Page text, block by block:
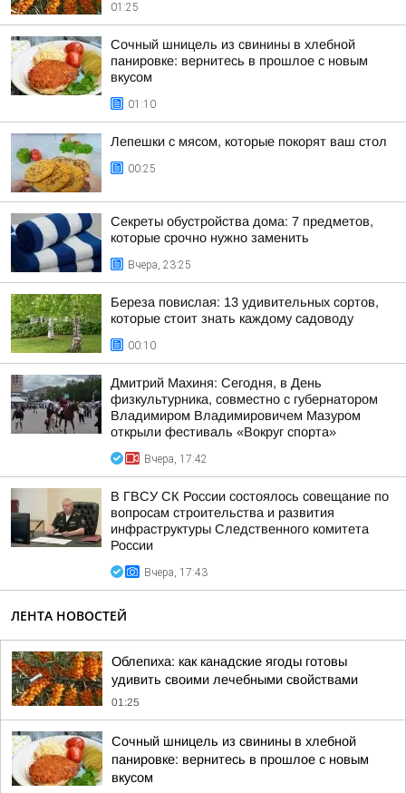
01:25
Сочный шницель из свинины в хлебной
панировке: вернитесь в прошлое с новым
вкусом
01:10
Лепешки с мясом, которые покорят ваш стол
00:25
Секреты обустройства дома: 7 предметов,
которые срочно нужно заменить
Вчера, 23:25
Береза повислая: 13 удивительных сортов,
которые стоит знать каждому садоводу
00:10
Дмитрий Махиня: Сегодня, в День
физкультурника, совместно с губернатором
Владимиром Владимировичем Мазуром
открыли фестиваль «Вокруг спорта»
Вчера, 17:42
В ГВСУ СК России состоялось совещание по
вопросам строительства и развития
инфраструктуры Следственного комитета
России
Вчера, 17:43
ЛЕНТА НОВОСТЕЙ
Облепиха: как канадские ягоды готовы
удивить своими лечебными свойствами
01:25
Сочный шницель из свинины в хлебной
панировке: вернитесь в прошлое с новым
вкусом